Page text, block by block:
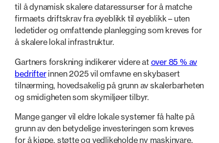
til å dynamisk skalere dataressurser for å matche
firmaets driftskrav fra øyeblikk til øyeblikk – uten
ledetider og omfattende planlegging som kreves for
å skalere lokal infrastruktur.
Gartners forskning indikerer videre at over 85 % av
bedrifterinnen 2025 vil omfavne en skybasert
tilnærming, hovedsakelig på grunn av skalerbarheten
og smidigheten som skymiljøer tilbyr.
Mange ganger vil eldre lokale systemer få halte på
grunn av den betydelige investeringen som kreves
for å kjøpe, støtte og vedlikeholde ny maskinvare,